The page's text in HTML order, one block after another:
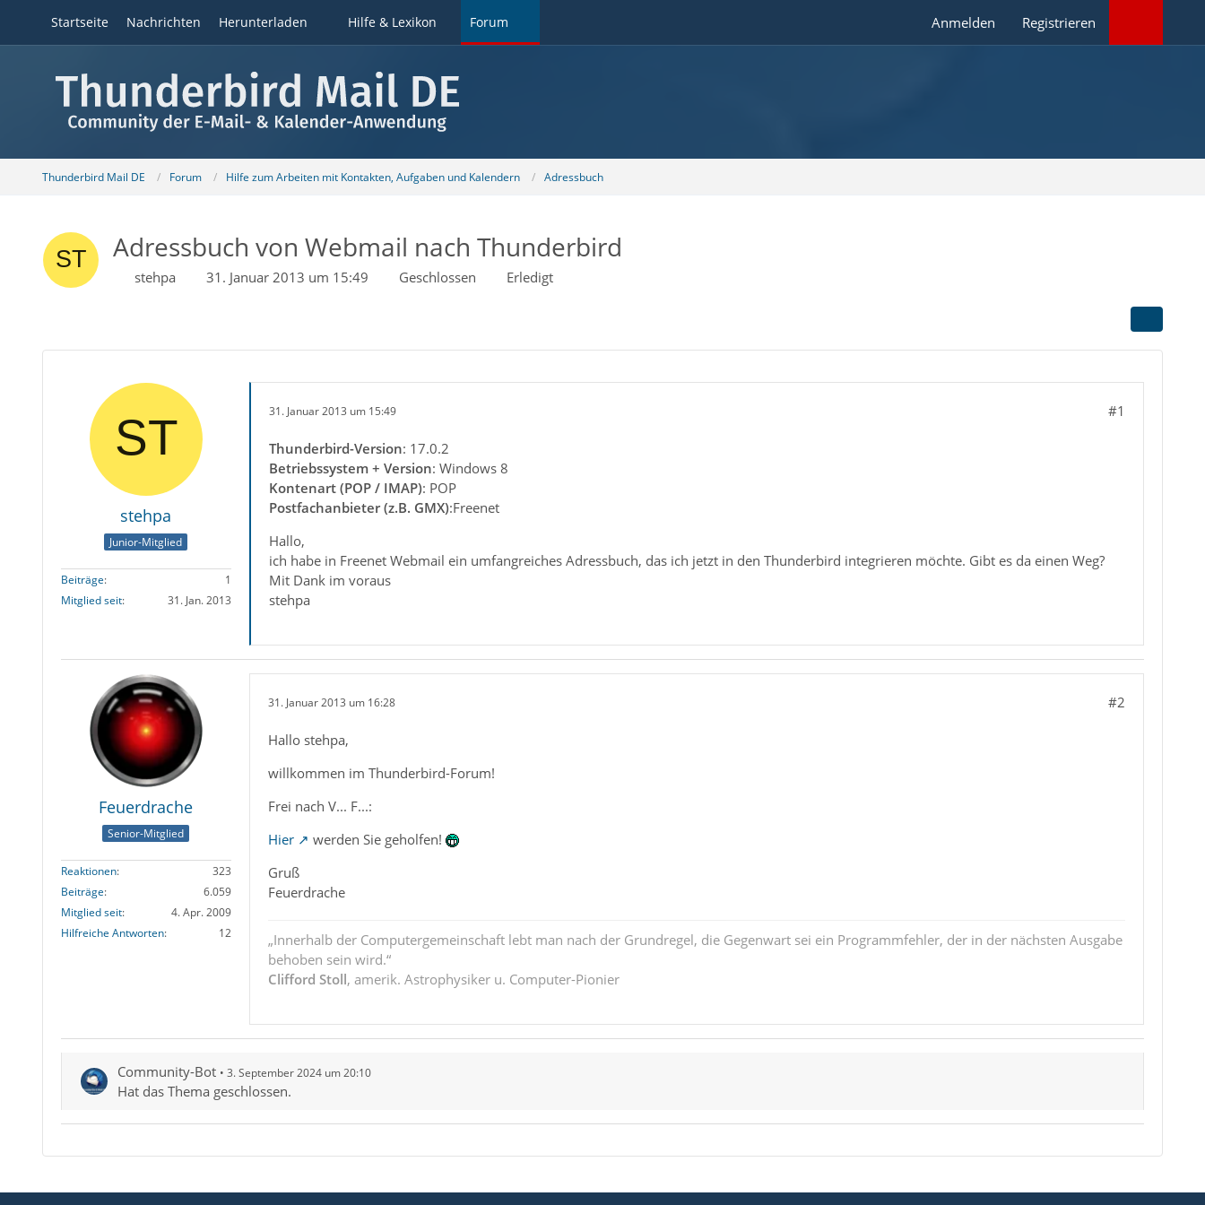
Startseite Nachrichten Herunterladen Hilfe & Lexikon Forum Anmelden Registrieren
Thunderbird Mail DE Forum Hilfe zum Arbeiten mit Kontakten, Aufgaben und Kalendern Adressbuch
Adressbuch von Webmail nach Thunderbird
stehpa 31. Januar 2013 um 15:49 Geschlossen Erledigt
stehpa
Junior-Mitglied
Beiträge
1
Mitglied seit
31. Jan. 2013
31. Januar 2013 um 15:49 #1
Thunderbird-Version: 17.0.2
Betriebssystem + Version: Windows 8
Kontenart (POP / IMAP): POP
Postfachanbieter (z.B. GMX):Freenet
Hallo,
ich habe in Freenet Webmail ein umfangreiches Adressbuch, das ich jetzt in den Thunderbird integrieren möchte. Gibt es da einen Weg?
Mit Dank im voraus
stehpa
Feuerdrache
Senior-Mitglied
Reaktionen
323
Beiträge
6.059
Mitglied seit
4. Apr. 2009
Hilfreiche Antworten
12
31. Januar 2013 um 16:28 #2
Hallo stehpa,
willkommen im Thunderbird-Forum!
Frei nach V... F...:
Hier
werden Sie geholfen!
Gruß
Feuerdrache
„Innerhalb der Computergemeinschaft lebt man nach der Grundregel, die Gegenwart sei ein Programmfehler, der in der nächsten Ausgabe
behoben sein wird.“
Clifford Stoll, amerik. Astrophysiker u. Computer-Pionier
Community-Bot 3. September 2024 um 20:10
Hat das Thema geschlossen.